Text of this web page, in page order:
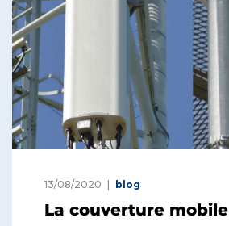
13/08/2020 blog
La couverture mobile